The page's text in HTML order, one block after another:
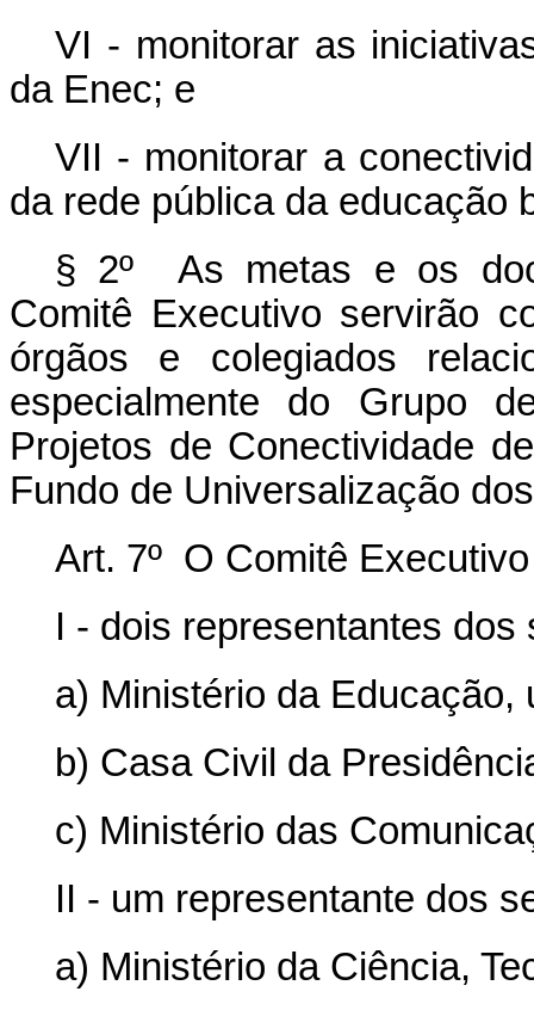
VI - monitorar as
da Enec; e
VII - monitorar a
da rede pública da educação
§ 2º As metas e os
Comitê Executivo servirão
órgãos e colegiados
especialmente do Grupo
Projetos de Conectividade
Fundo de Universalização
Art. 7º O Comitê
I - dois representantes dos
a) Ministério da
b) Casa Civil da
c) Ministério das
II - um representante dos
a) Ministério da Ciência,